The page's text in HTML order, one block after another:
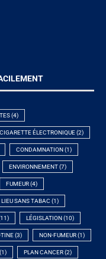
(4)
CIGARETTE ÉLECTRONIQUE(2)
CONDAMNATION (1)
ENVIRONNEMENT(7)
FUMEUR(4)
LIEU SANS TABAC (1)
LÉGISLATION (10)
(3) NON-FUMEUR(1)
(1) PLAN CANCER(2)